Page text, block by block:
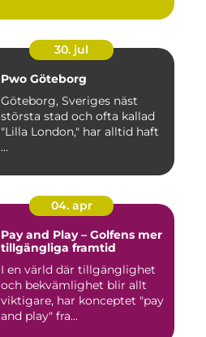
30. jul
Pwo Göteborg
Göteborg, Sveriges näst
största stad och ofta kallad
"Lilla London," har alltid haft
...
04. apr
Pay and Play – Golfens mer
tillgängliga framtid
I en värld där tillgänglighet
och bekvämlighet blir allt
viktigare, har konceptet "pay
and play" fra...